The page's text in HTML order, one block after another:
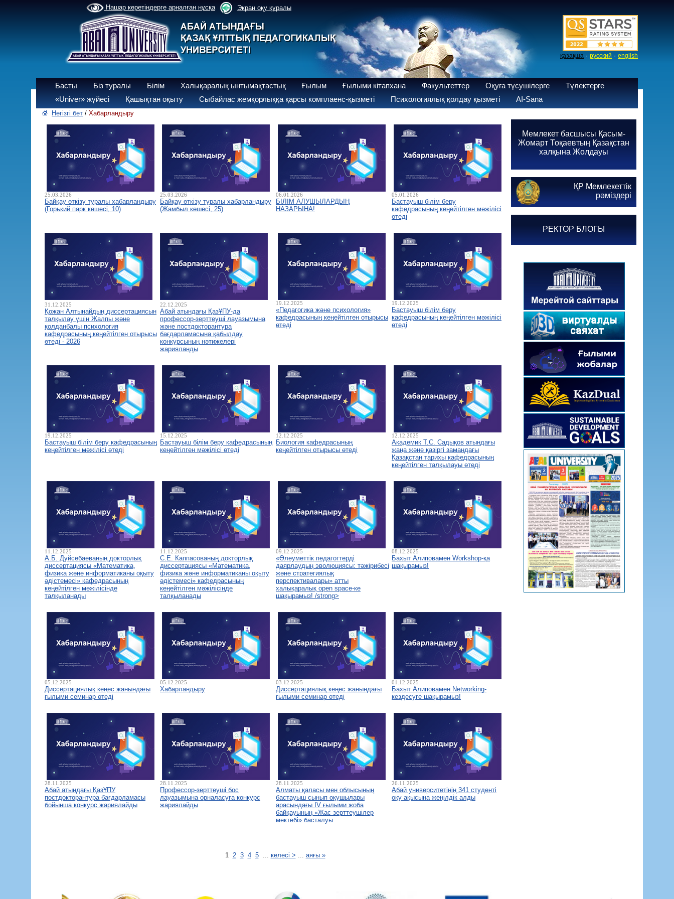
Нашар көретіндерге арналған нұсқа Экран оқу құралы
қазақша · русский · english
Басты Біз туралы Білім Халықаралық ынтымақтастық Ғылым Ғылыми кітапхана Факультеттер Оқуға түсушілерге
Түлектерге
«Univer» жүйесі
Қашықтан оқыту Сыбайлас жемқорлыққа қарсы комплаенс-қызметі Психологиялық қолдау қызметі AI-Sana
Негізгі бет / Хабарландыру
25.03.2026
Байқау өткізу туралы хабарландыру
(Горький парк көшесі, 10)
25.03.2026
Байқау өткізу туралы хабарландыру
(Жамбыл көшесі, 25)
06.01.2026
БІЛІМ АЛУШЫЛАРДЫҢ
НАЗАРЫНА!
05.01.2026
Бастауыш білім беру
кафедрасының кеңейтілген мәжілісі
өтеді
31.12.2025
Қожан Алтынайдың диссертациясын
талқылау үшін Жалпы және
қолданбалы психология
кафедрасының кеңейтілген отырысы
өтеді - 2026
22.12.2025
Абай атындағы ҚазҰПУ-да
профессор-зерттеуші лауазымына
және постдокторантура
бағдарламасына қабылдау
конкурсының нәтижелері
жарияланды
19.12.2025
«Педагогика және психология»
кафедрасының кеңейтілген отырысы
өтеді
19.12.2025
Бастауыш білім беру
кафедрасының кеңейтілген мәжілісі
өтеді
19.12.2025
Бастауыш білім беру кафедрасының
кеңейтілген мәжілісі өтеді
15.12.2025
Бастауыш білім беру кафедрасының
кеңейтілген мәжілісі өтеді
12.12.2025
Биология кафедрасының
кеңейтілген отырысы өтеді
12.12.2025
Академик Т.С. Садықов атындағы
жаңа және қазіргі замандағы
Қазақстан тарихы кафедрасының
кеңейтілген талқылауы өтеді
11.12.2025
А.Б. Дуйсебаеваның докторлық
диссертациясы «Математика,
физика және информатиканы оқыту
әдістемесі» кафедрасының
кеңейтілген мәжілісінде
талқыланады
11.12.2025
С.Е. Каппасованың докторлық
диссертациясы «Математика,
физика және информатиканы оқыту
әдістемесі» кафедрасының
кеңейтілген мәжілісінде
талқыланады
09.12.2025
«Әлеуметтік педагогтерді
даярлаудың эволюциясы: тәжірибесі
және стратегиялық
перспективалары» атты
халықаралық open space-ке
шақырамыз! /strong>
08.12.2025
Бахыт Алиповамен Workshop-қа
шақырамыз!
05.12.2025
Диссертациялық кеңес жанындағы
ғылыми семинар өтеді
05.12.2025
Хабарландыру
03.12.2025
Диссертациялық кеңес жанындағы
ғылыми семинар өтеді
01.12.2025
Бахыт Алиповамен Networking-
кездесуге шақырамыз!
28.11.2025
Абай атындағы ҚазҰПУ
постдокторантура бағдарламасы
бойынша конкурс жариялайды
28.11.2025
Профессор-зерттеуші бос
лауазымына орналасуға конкурс
жариялайды
28.11.2025
Алматы қаласы мен облысының
бастауыш сынып оқушылары
арасындағы IV ғылыми жоба
байқауының «Жас зерттеушілер
мектебі» басталуы
26.11.2025
Абай университетінің 341 студенті
оқу ақысына жеңілдік алды
1 2 3 4 5... келесі > ... аяғы »
Мемлекет басшысы Қасым-
Жомарт Тоқаевтың Қазақстан
халқына Жолдауы
ҚР Мемлекеттік
рәміздері
РЕКТОР БЛОГЫ